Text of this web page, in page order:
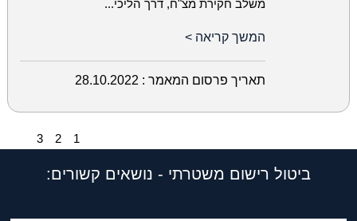
משלב חקירת מצ"ח, דרך הליכי...
המשך קריאה >
תאריך פרסום המאמר : 28.10.2022
1
2
3
ביטול רישום משטרתי - נושאים קשורים: